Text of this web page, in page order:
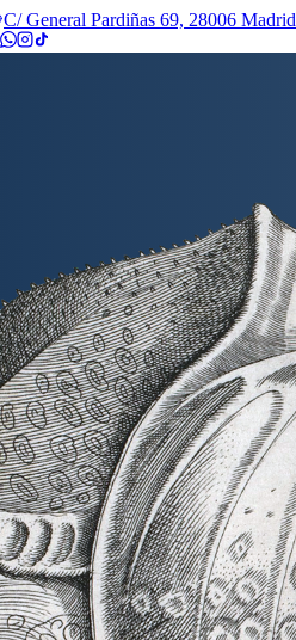
C/ General Pardiñas 69, 28006 Madrid